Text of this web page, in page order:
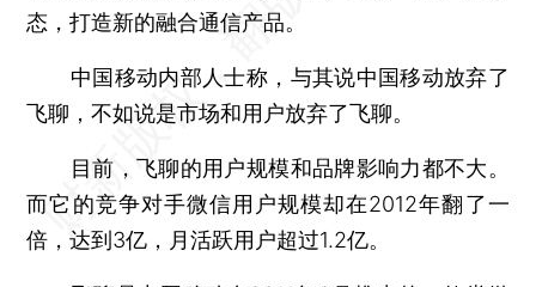
态，打造新的融合通信产品。
中国移动内部人士称，与其说中国移动放弃了
飞聊，不如说是市场和用户放弃了飞聊。
目前，飞聊的用户规模和品牌影响力都不大。
而它的竞争对手微信用户规模却在2012年翻了一
倍，达到3亿，月活跃用户超过1.2亿。